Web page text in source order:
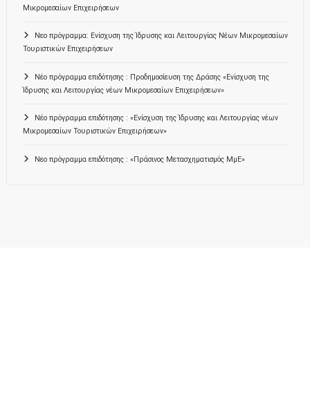
Μικρομεσαίων Επιχειρήσεων
Νεο πρόγραμμα: Ενίσχυση της Ίδρυσης και Λειτουργίας Νέων Μικρομεσαίων
Τουριστικών Επιχειρήσεων
Νέο πρόγραμμα επιδότησης : Προδημοσίευση της Δράσης «Ενίσχυση της
Ίδρυσης και Λειτουργίας νέων Μικρομεσαίων Επιχειρήσεων»
Νέο πρόγραμμα επιδότησης : «Ενίσχυση της Ίδρυσης και Λειτουργίας νέων
Μικρομεσαίων Τουριστικών Επιχειρήσεων»
Νεο πρόγραμμα επιδότησης : «Πράσινος Μετασχηματισμός ΜμΕ»